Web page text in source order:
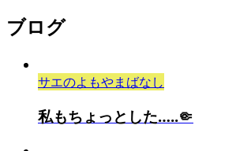
ブログ
サエのよもやまばなし
私もちょっとした…..🤏